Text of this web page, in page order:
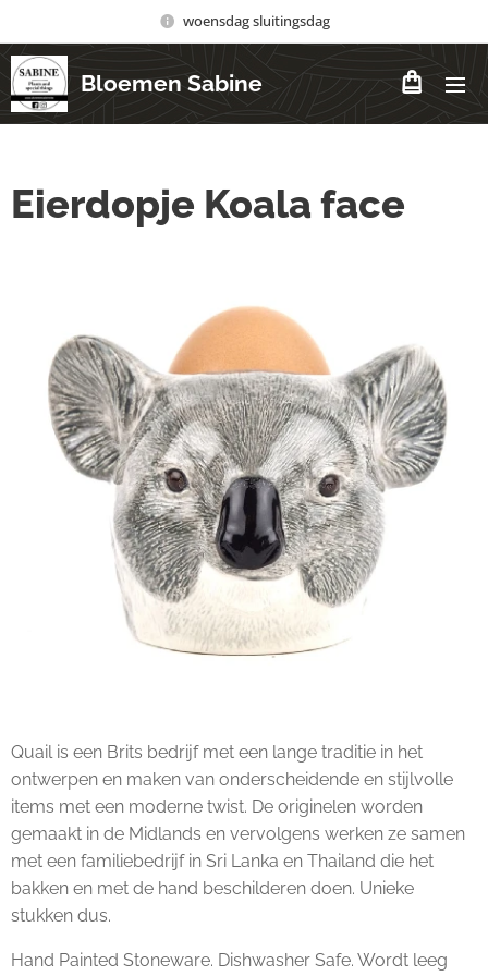
woensdag sluitingsdag
Bloemen Sabine
Eierdopje Koala face
Quail is een Brits bedrijf met een lange traditie in het
ontwerpen en maken van onderscheidende en stijlvolle
items met een moderne twist. De originelen worden
gemaakt in de Midlands en vervolgens werken ze samen
met een familiebedrijf in Sri Lanka en Thailand die het
bakken en met de hand beschilderen doen. Unieke
stukken dus.
Hand Painted Stoneware. Dishwasher Safe. Wordt leeg